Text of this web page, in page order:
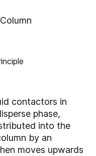
contactors in
phase,
into the
by an
moves upwards